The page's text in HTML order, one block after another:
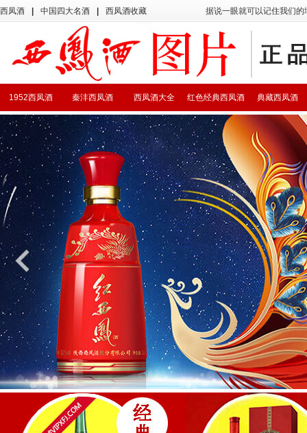
西凤酒 中国四大名酒 西凤酒收藏 据说一眼就可以记住我们
典藏西凤酒
红色经典西凤酒
西凤酒大全
秦沣西凤酒
1952西凤酒